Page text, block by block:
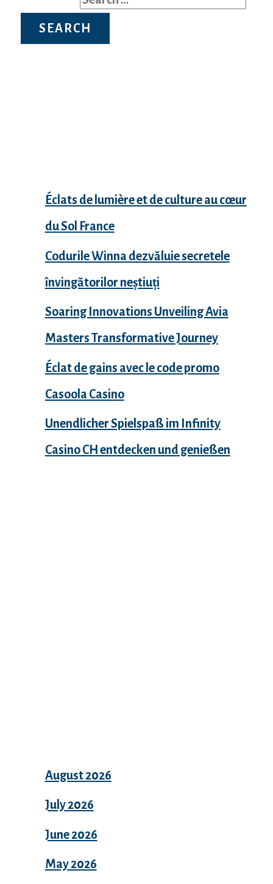
Éclats de lumière et de culture au cœur
du Sol France
Codurile Winna dezvăluie secretele
învingătorilor neștiuți
Soaring Innovations Unveiling Avia
Masters Transformative Journey
Éclat de gains avec le code promo
Casoola Casino
Unendlicher Spielspaß im Infinity
Casino CH entdecken und genießen
August 2026
July 2026
June 2026
May 2026